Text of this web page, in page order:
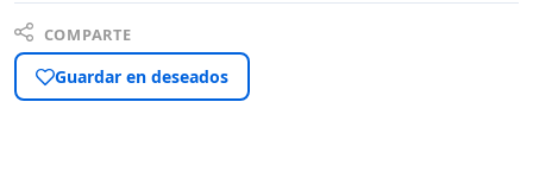
COMPARTE
Guardar en deseados